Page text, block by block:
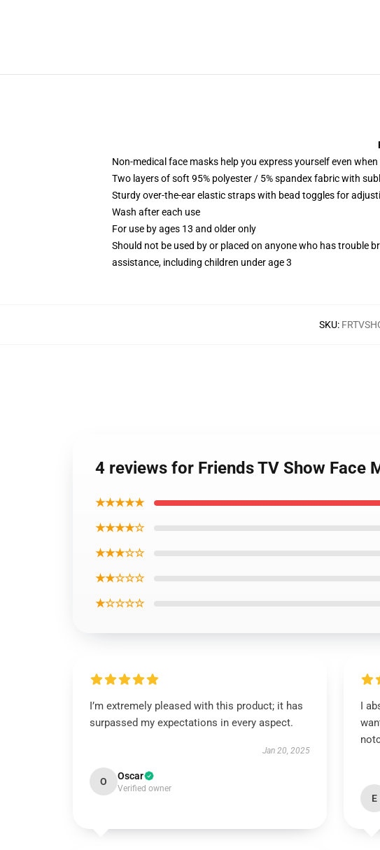
Non-medical face masks help you express yourself even
Two layers of soft 95% polyester / 5% spandex fabric with
Sturdy over-the-ear elastic straps with bead toggles for
Wash after each use
For use by ages 13 and older only
Should not be used by or placed on anyone who has trouble
assistance, including children under age 3
SKU:
4 reviews for Friends TV Show Face
★★★★★
★★★★☆
★★★☆☆
★★☆☆☆
★☆☆☆☆
I’m extremely pleased with this product; it has
surpassed my expectations in every aspect.
Jan 20, 2025
O Oscar
Verified owner
I
E